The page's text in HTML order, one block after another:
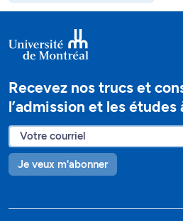
Recevez nos trucs et
l’admission et les études
Je veux m'abonner